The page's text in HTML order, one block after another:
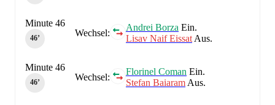
Wechsel:
Andrei Borza Ein.
Lisav Naif Eissat Aus.
Minute 46
46‎’‎
Wechsel:
Florinel Coman Ein.
Stefan Baiaram Aus.
Minute 46
46‎’‎